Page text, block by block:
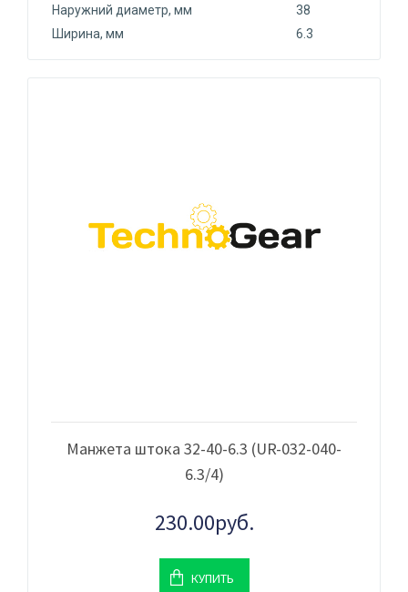
Наружний диаметр, мм
38
Ширина, мм
6.3
Манжета штока 32-40-6.3 (UR-032-040-
6.3/4)
230.00руб.
КУПИТЬ